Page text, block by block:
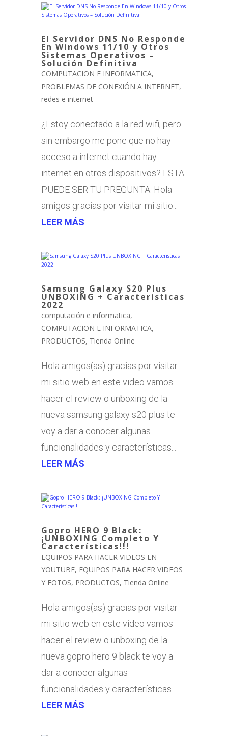
El Servidor DNS No Responde
En Windows 11/10 y Otros
Sistemas Operativos –
Solución Definitiva
COMPUTACION E INFORMATICA,
PROBLEMAS DE CONEXIÓN A INTERNET,
redes e internet
¿Estoy conectado a la red wifi, pero
sin embargo me pone que no hay
acceso a internet cuando hay
internet en otros dispositivos? ESTA
PUEDE SER TU PREGUNTA. Hola
amigos gracias por visitar mi sitio...
LEER MÁS
Samsung Galaxy S20 Plus
UNBOXING + Caracteristicas
2022
computación e informatica,
COMPUTACION E INFORMATICA,
PRODUCTOS, Tienda Online
Hola amigos(as) gracias por visitar
mi sitio web en este video vamos
hacer el review o unboxing de la
nueva samsung galaxy s20 plus te
voy a dar a conocer algunas
funcionalidades y características...
LEER MÁS
Gopro HERO 9 Black:
¡UNBOXING Completo Y
Características!!!
EQUIPOS PARA HACER VIDEOS EN
YOUTUBE, EQUIPOS PARA HACER VIDEOS
Y FOTOS, PRODUCTOS, Tienda Online
Hola amigos(as) gracias por visitar
mi sitio web en este video vamos
hacer el review o unboxing de la
nueva gopro hero 9 black te voy a
dar a conocer algunas
funcionalidades y características...
LEER MÁS